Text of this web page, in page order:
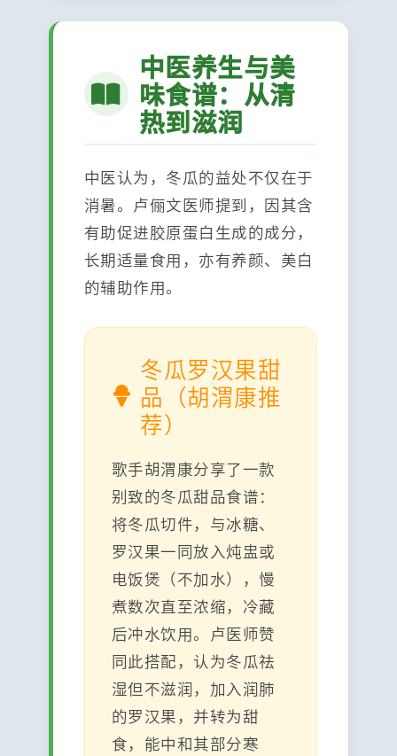
中医养生与美
味食谱：从清
热到滋润
中医认为，冬瓜的益处不仅在于
消暑。卢俪文医师提到，因其含
有助促进胶原蛋白生成的成分，
长期适量食用，亦有养颜、美白
的辅助作用。
冬瓜罗汉果甜
品（胡渭康推
荐）
歌手胡渭康分享了一款
别致的冬瓜甜品食谱：
将冬瓜切件，与冰糖、
罗汉果一同放入炖盅或
电饭煲（不加水），慢
煮数次直至浓缩，冷藏
后冲水饮用。卢医师赞
同此搭配，认为冬瓜祛
湿但不滋润，加入润肺
的罗汉果，并转为甜
食，能中和其部分寒